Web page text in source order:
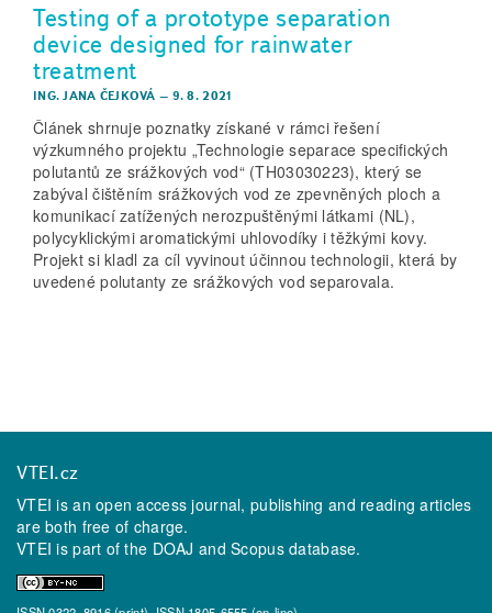
Testing of a prototype separation
device designed for rainwater
treatment
ING. JANA ČEJKOVÁ – 9. 8. 2021
Článek shrnuje poznatky získané v rámci řešení
výzkumného projektu „Technologie separace specifických
polutantů ze srážkových vod“ (TH03030223), který se
zabýval čištěním srážkových vod ze zpevněných ploch a
komunikací zatížených nerozpuštěnými látkami (NL),
polycyklickými aromatickými uhlovodíky i těžkými kovy.
Projekt si kladl za cíl vyvinout účinnou technologii, která by
uvedené polutanty ze srážkových vod separovala.
VTEI.cz
VTEI is an open access journal, publishing and reading articles
are both free of charge.
VTEI is part of the DOAJ andScopusdatabase.